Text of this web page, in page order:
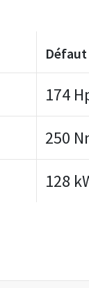
Défaut
174
250
128